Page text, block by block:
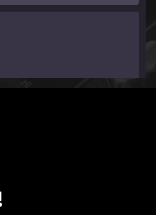
Saison 9 #07